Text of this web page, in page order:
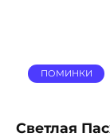
ПОМИНКИ
Светлая